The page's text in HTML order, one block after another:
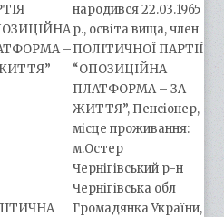
–
народився 22.03.1965
р., освіта вища, член
ПОЛІТИЧНОЇ ПАРТІЇ
“ОПОЗИЦІЙНА
ПЛАТФОРМА – ЗА
ЖИТТЯ”, Пенсіонер,
місце проживання:
м.Остер
Чернігівський р-н
Чернігівська обл
Громадянка України,